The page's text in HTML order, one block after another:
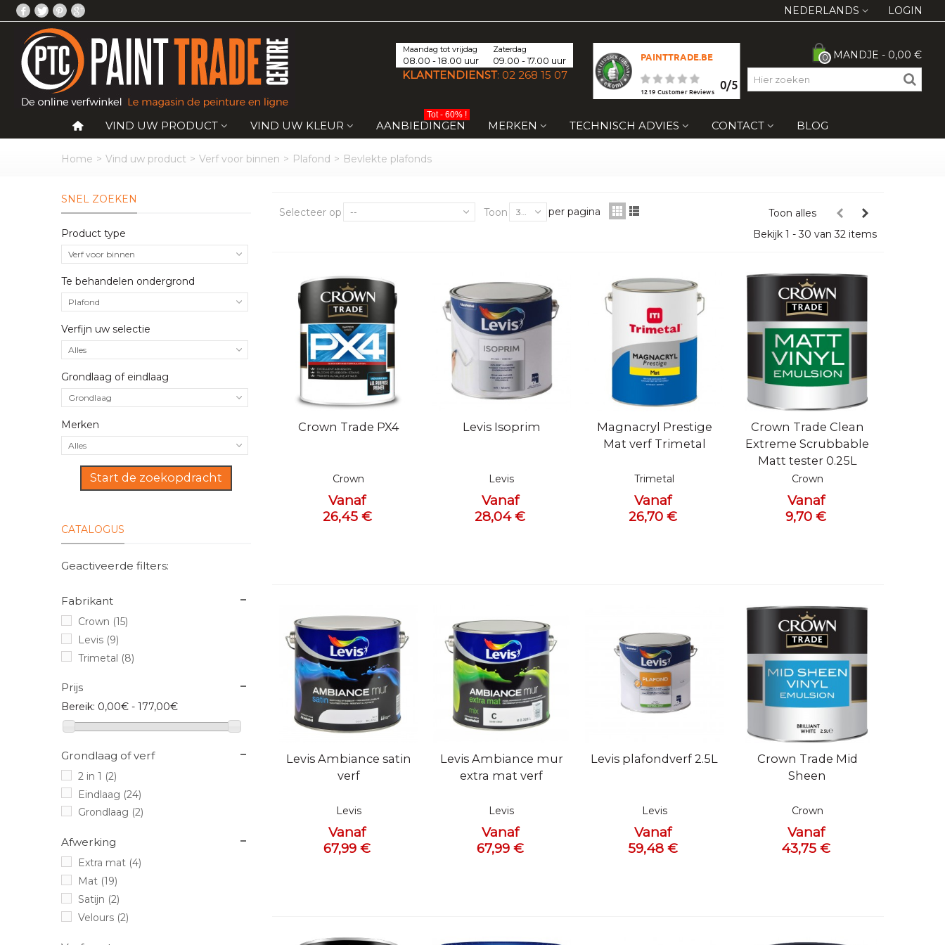
LOGIN
NEDERLANDS
Maandag tot vrijdag
08.00 - 18.00 uur
Zaterdag
09.00 - 17.00 uur
KLANTENDIENST: 02 268 15 07
PAINTTRADE.BE
0/5
1219 Customer Reviews
0 MANDJE - 0,00 €
VIND UW PRODUCT VIND UW KLEUR AANBIEDINGEN
Tot - 60% !
MERKEN TECHNISCH ADVIES CONTACT BLOG
Home > Vind uw product > Verf voor binnen > Plafond > Bevlekte plafonds
SNEL ZOEKEN
Product type
Verf voor binnen
Te behandelen ondergrond
Plafond
Verfijn uw selectie
Alles
Grondlaag of eindlaag
Grondlaag
Merken
Alles
Start de zoekopdracht
CATALOGUS
Geactiveerde filters:
Fabrikant
Crown (15)
Levis (9)
Trimetal (8)
Prijs
Bereik: 0,00€ - 177,00€
Grondlaag of verf
2 in 1 (2)
Eindlaag (24)
Grondlaag (2)
Afwerking
Extra mat (4)
Mat (19)
Satijn (2)
Velours (2)
Selecteer op -- Toon 30 per pagina
Toon alles
Bekijk 1 - 30 van 32 items
Snel bekijken
Crown Trade PX4
Crown
Vanaf
26,45 €
Snel bekijken
Levis Isoprim
Levis
Vanaf
28,04 €
Snel bekijken
Magnacryl Prestige
Mat verf Trimetal
Trimetal
Vanaf
26,70 €
Snel bekijken
Crown Trade Clean
Extreme Scrubbable
Matt tester 0.25L
Crown
Vanaf
9,70 €
Snel bekijken
Levis Ambiance satin
verf
Levis
Vanaf
67,99 €
Snel bekijken
Levis Ambiance mur
extra mat verf
Levis
Vanaf
67,99 €
Snel bekijken
Levis plafondverf 2.5L
Levis
Vanaf
59,48 €
Snel bekijken
Crown Trade Mid
Sheen
Crown
Vanaf
43,75 €